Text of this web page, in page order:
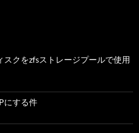
クをzfsストレージプールで使用
にする件